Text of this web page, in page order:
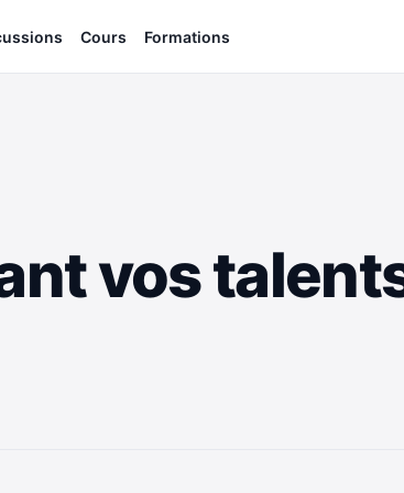
Cours Formations
vos